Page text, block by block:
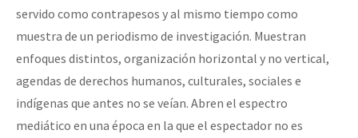
servido como contrapesos y al mismo tiempo como
muestra de un periodismo de investigación. Muestran
enfoques distintos, organización horizontal y no vertical,
agendas de derechos humanos, culturales, sociales e
indígenas que antes no se veían. Abren el espectro
mediático en una época en la que el espectador no es